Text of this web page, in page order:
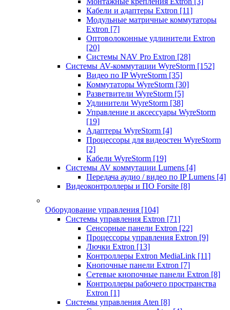
Кабели и адаптеры Extron [11]
Модульные матричные коммутаторы
Extron [7]
Оптоволоконные удлинители Extron
[20]
Системы NAV Pro Extron [28]
Системы AV-коммутации WyreStorm [152]
Видео по IP WyreStorm [35]
Коммутаторы WyreStorm [30]
Разветвители WyreStorm [5]
Удлинители WyreStorm [38]
Управление и аксессуары WyreStorm
[19]
Адаптеры WyreStorm [4]
Процессоры для видеостен WyreStorm
[2]
Кабели WyreStorm [19]
Системы AV коммутации Lumens [4]
Передача аудио / видео по IP Lumens [4]
Видеоконтроллеры и ПО Forsite [8]
Оборудование управления [104]
Системы управления Extron [71]
Сенсорные панели Extron [22]
Процессоры управления Extron [9]
Лючки Extron [13]
Контроллеры Extron MediaLink [11]
Кнопочные панели Extron [7]
Сетевые кнопочные панели Extron [8]
Контроллеры рабочего пространства
Extron [1]
Системы управления Aten [8]